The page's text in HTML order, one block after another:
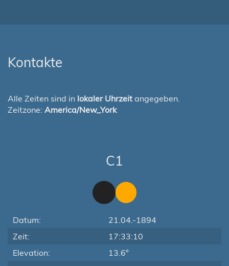
Kontakte
Alle Zeiten sind in lokaler Uhrzeit angegeben.
Zeitzone: America/New_York
C1
Datum:
21.04.-1894
Zeit:
17:33:10
Elevation:
13.6°